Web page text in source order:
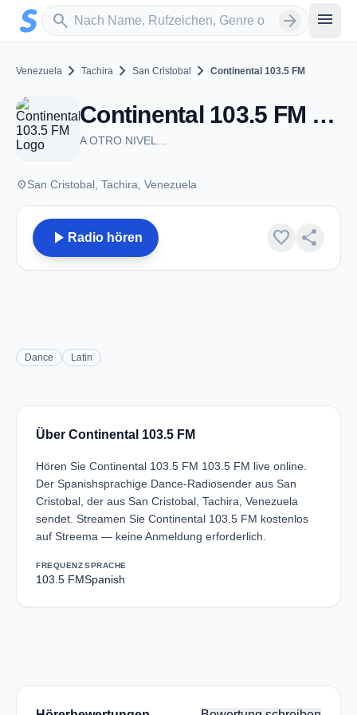
Zum Hauptinhalt springen
search
Sender suchen arrow_forward menu
Venezuela chevron_right Tachira chevron_right San Cristobal chevron_right Continental 103.5 FM
Continental 103.5 FM - FM 103.5 - San Cristobal
A OTRO NIVEL...
placeSan Cristobal, Tachira, Venezuela
play_arrow Radio hören favorite share
Dance Latin
Über Continental 103.5 FM
Hören Sie Continental 103.5 FM 103.5 FM live online.
Der Spanishsprachige Dance-Radiosender aus San
Cristobal, der aus San Cristobal, Tachira, Venezuela
sendet. Streamen Sie Continental 103.5 FM kostenlos
auf Streema — keine Anmeldung erforderlich.
FREQUENZ
103.5 FM
SPRACHE
Spanish